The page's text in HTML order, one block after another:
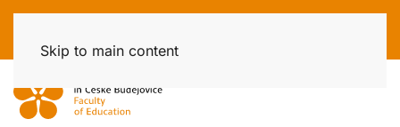
Skip to main content